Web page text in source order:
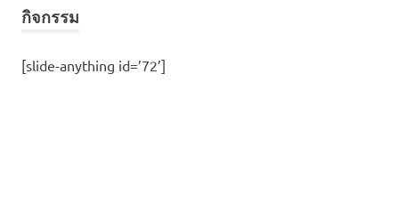
กิจกรรม
[slide-anything id=’72’]